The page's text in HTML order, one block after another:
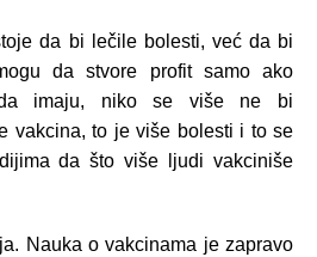
da bi lečile bolesti, već da bi
da stvore profit samo ako
imaju, niko se više ne bi
vakcina, to je više bolesti i to se
da što više ljudi vakciniše
Nauka o vakcinama je zapravo